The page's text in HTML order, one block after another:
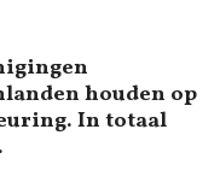
houden op
In totaal